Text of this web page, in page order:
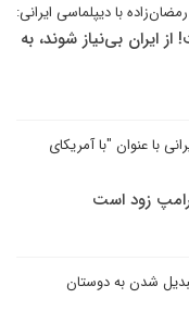
با دیپلماسی ایرانی:
ایران بی‌نیاز شوند، به
با عنوان "با آمریکای
زود است
شدن به دوستان